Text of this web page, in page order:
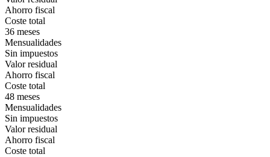
Ahorro fiscal
Coste total
36 meses
Mensualidades
Sin impuestos
Valor residual
Ahorro fiscal
Coste total
48 meses
Mensualidades
Sin impuestos
Valor residual
Ahorro fiscal
Coste total